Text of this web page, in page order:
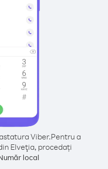
Viber.Pentru a
Elveţia, procedați
local